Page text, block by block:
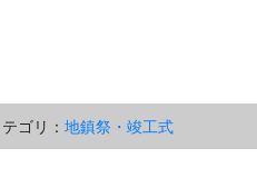
ゴリ： 地鎮祭・竣工式